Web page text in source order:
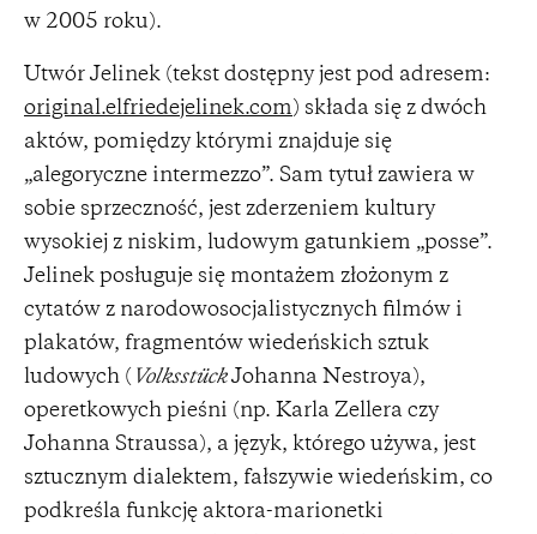
w 2005 roku).
Utwór Jelinek (tekst dostępny jest pod adresem:
original.elfriedejelinek.com) składa się z dwóch
aktów, pomiędzy którymi znajduje się
„alegoryczne intermezzo”. Sam tytuł zawiera w
sobie sprzeczność, jest zderzeniem kultury
wysokiej z niskim, ludowym gatunkiem „posse”.
Jelinek posługuje się montażem złożonym z
cytatów z narodowosocjalistycznych filmów i
plakatów, fragmentów wiedeńskich sztuk
ludowych ( VolksstückJohanna Nestroya),
operetkowych pieśni (np. Karla Zellera czy
Johanna Straussa), a język, którego używa, jest
sztucznym dialektem, fałszywie wiedeńskim, co
podkreśla funkcję aktora-marionetki